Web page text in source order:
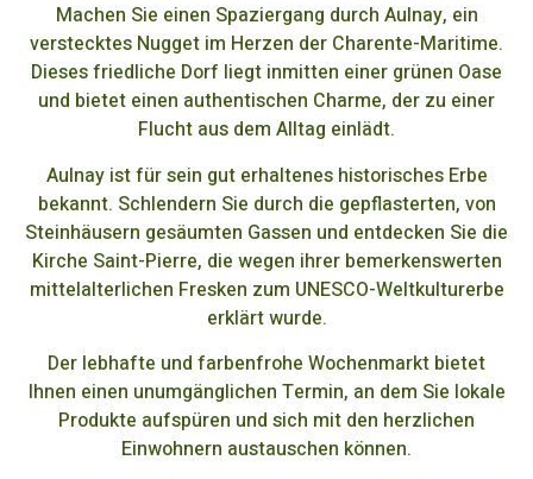
Machen Sie einen Spaziergang durch Aulnay, ein
verstecktes Nugget im Herzen der Charente-Maritime.
Dieses friedliche Dorf liegt inmitten einer grünen Oase
und bietet einen authentischen Charme, der zu einer
Flucht aus dem Alltag einlädt.
Aulnay ist für sein gut erhaltenes historisches Erbe
bekannt. Schlendern Sie durch die gepflasterten, von
Steinhäusern gesäumten Gassen und entdecken Sie die
Kirche Saint-Pierre, die wegen ihrer bemerkenswerten
mittelalterlichen Fresken zum UNESCO-Weltkulturerbe
erklärt wurde.
Der lebhafte und farbenfrohe Wochenmarkt bietet
Ihnen einen unumgänglichen Termin, an dem Sie lokale
Produkte aufspüren und sich mit den herzlichen
Einwohnern austauschen können.